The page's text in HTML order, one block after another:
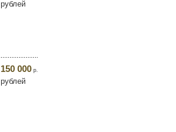
рублей
150 000 р.
рублей